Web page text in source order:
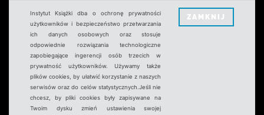
Instytut Książki dba o ochronę prywatności
użytkowników i bezpieczeństwo przetwarzania
ich danych osobowych oraz stosuje
odpowiednie rozwiązania technologiczne
zapobiegające ingerencji osób trzecich w
prywatność użytkowników. Używamy także
plików cookies, by ułatwić korzystanie z naszych
serwisów oraz do celów statystycznych.Jeśli nie
chcesz, by pliki cookies były zapisywane na
Twoim dysku zmień ustawienia swojej
ZAMKNIJ